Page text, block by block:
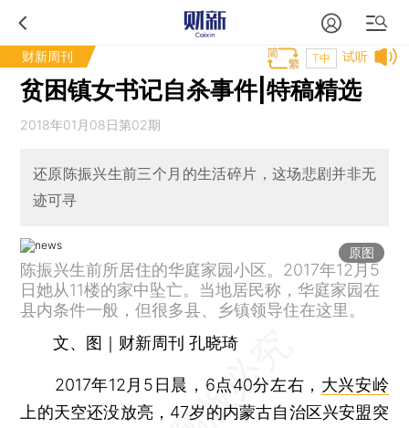
财新周刊 试听
T中
贫困镇女书记自杀事件|特稿精选
2018年01月08日第02期
还原陈振兴生前三个月的生活碎片，这场悲剧并非无
迹可寻
原图
陈振兴生前所居住的华庭家园小区。2017年12月5
日她从11楼的家中坠亡。当地居民称，华庭家园在
县内条件一般，但很多县、乡镇领导住在这里。
文、图｜财新周刊 孔晓琦
2017年12月5日晨，6点40分左右， 大兴安岭
上的天空还没放亮，47岁的内蒙古自治区兴安盟突